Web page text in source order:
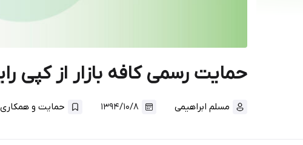
حمایت رسمی کافه بازار از کپی
مسلم ابراهیمی ۱۳۹۴/۱۰/۸ حمایت و همکاری